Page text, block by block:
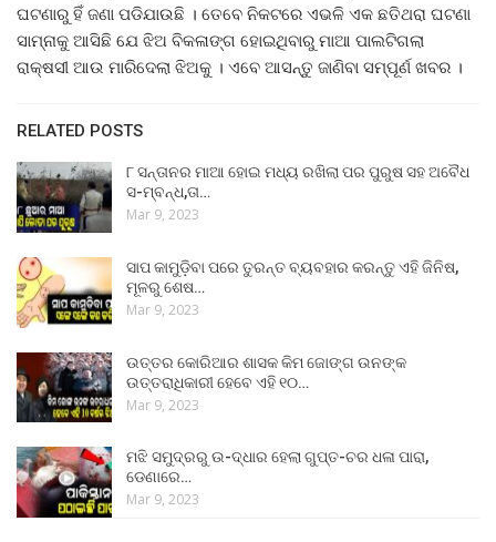
ଘଟଣାରୁ ହିଁ ଜଣା ପଡିଯାଉଛି । ତେବେ ନିକଟରେ ଏଭଳି ଏକ ଛତିଥରା ଘଟଣା
ସାମ୍ନାକୁ ଆସିଛି ଯେ ଝିଅ ବିକଳାଙ୍ଗ ହୋଇଥିବାରୁ ମାଆ ପାଲଟିଗଲା
ରାକ୍ଷସୀ ଆଉ ମାରିଦେଲା ଝିଅକୁ । ଏବେ ଆସନ୍ତୁ ଜାଣିବା ସମ୍ପୂର୍ଣ ଖବର ।
RELATED POSTS
୮ ସନ୍ତାନର ମାଆ ହୋଇ ମଧ୍ୟ ରଖିଲା ପର ପୁରୁଷ ସହ ଅବୈଧ
ସ-ମ୍ବନ୍ଧ,ତା…
Mar 9, 2023
ସାପ କାମୁଡ଼ିବା ପରେ ତୁରନ୍ତ ବ୍ୟବହାର କରନ୍ତୁ ଏହି ଜିନିଷ,
ମୂଳରୁ ଶେଷ…
Mar 9, 2023
ଉତ୍ତର କୋରିଆର ଶାସକ କିମ ଜୋଙ୍ଗ ଉନଙ୍କ
ଉତ୍ତରାଧିକାରୀ ହେବେ ଏହି ୧୦…
Mar 9, 2023
ମଝି ସମୁଦ୍ରରୁ ଉ-ଦ୍ଧାର ହେଲା ଗୁପ୍ତ-ଚର ଧଳା ପାରା,
ଡେଣାରେ…
Mar 9, 2023